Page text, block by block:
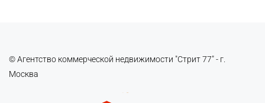
© Агентство коммерческой недвижимости "Стрит 77" - г.
Москва